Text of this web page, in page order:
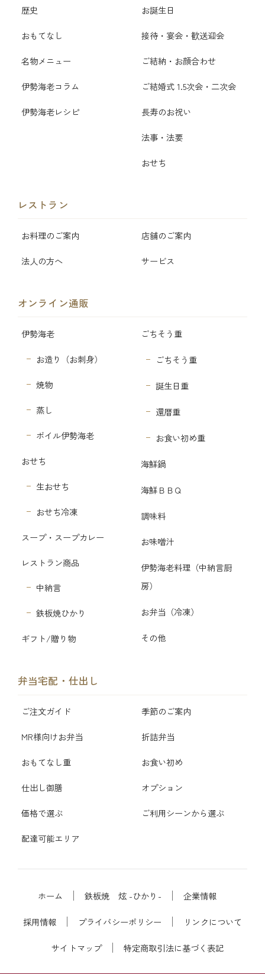
歴史
おもてなし
名物メニュー
伊勢海老コラム
伊勢海老レシピ
お誕生日
接待・宴会・歓送迎会
ご結納・お顔合わせ
ご結婚式 1.5次会・二次会
長寿のお祝い
法事・法要
おせち
レストラン
お料理のご案内 店舗のご案内
法人の方へ サービス
オンライン通販
伊勢海老
お造り（お刺身）
焼物
蒸し
ボイル伊勢海老
おせち
生おせち
おせち冷凍
スープ・スープカレー
レストラン商品
中納言
鉄板焼ひかり
ギフト/贈り物
ごちそう重
ごちそう重
誕生日重
還暦重
お食い初め重
海鮮鍋
海鮮ＢＢＱ
調味料
お味噌汁
伊勢海老料理（中納言厨
房）
お弁当（冷凍）
その他
弁当宅配・仕出し
ご注文ガイド 季節のご案内
MR様向けお弁当 折詰弁当
おもてなし重 お食い初め
仕出し御膳 オプション
価格で選ぶ ご利用シーンから選ぶ
配達可能エリア
ホーム 鉄板焼 炫 -ひかり- 企業情報
採用情報 プライバシーポリシー リンクについて
サイトマップ 特定商取引法に基づく表記